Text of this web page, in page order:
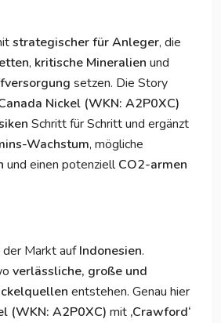
strategischer für Anleger, die
, kritische Mineralien und
setzen. Die Story
Nickel (WKN: A2P0XC)
Schritt für Schritt und ergänzt
Wachstum, mögliche
und einen potenziellCO2-armen
Markt aufIndonesien.
verlässliche, große und
entstehen. Genau hier
(WKN: A2P0XC) mit ‚Crawford‘